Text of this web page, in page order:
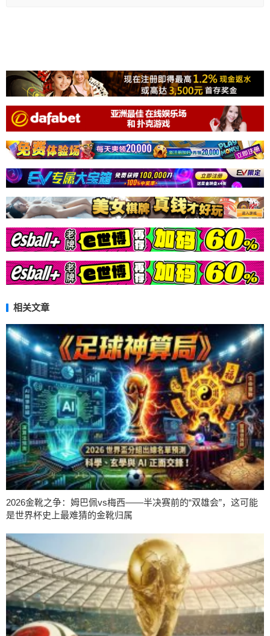
相关文章
2026金靴之争：姆巴佩vs梅西——半决赛前的“双雄会”，这可能
是世界杯史上最难猜的金靴归属